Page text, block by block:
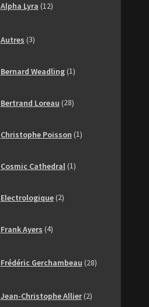
Alpha Lyra 12produits
Autres 3produits
Bernard Weadling 1produit
Bertrand Loreau 28produits
Christophe Poisson 1produit
Cosmic Cathedral 1produit
Electrologique 2produits
Frank Ayers 4produits
Frédéric Gerchambeau 28produits
Jean-Christophe Allier 2produits